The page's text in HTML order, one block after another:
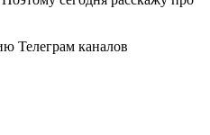
Телеграм каналов